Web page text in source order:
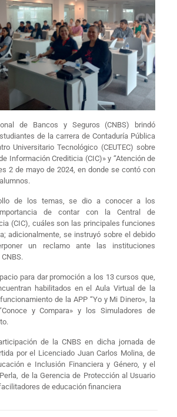
de Bancos y Seguros (CNBS) brindó
de la carrera de Contaduría Pública
Universitario Tecnológico (CEUTEC) sobre
Información Crediticia (CIC)» y “Atención de
2 de mayo de 2024, en donde se contó con
de los temas, se dio a conocer a los
de contar con la Central de
(CIC), cuáles son las principales funciones
adicionalmente, se instruyó sobre el debido
un reclamo ante las instituciones
para dar promoción a los 13 cursos que,
habilitados en el Aula Virtual de la
de la APP “Yo y Mi Dinero», la
y Compara» y los Simuladores de
de la CNBS en dicha jornada de
por el Licenciado Juan Carlos Molina, de
e Inclusión Financiera y Género, y el
de la Gerencia de Protección al Usuario
de educación financiera